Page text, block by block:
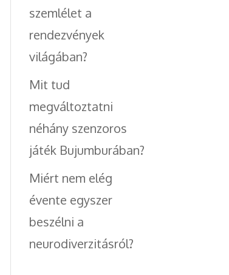
szemlélet a
rendezvények
világában?
Mit tud
megváltoztatni
néhány szenzoros
játék Bujumburában?
Miért nem elég
évente egyszer
beszélni a
neurodiverzitásról?